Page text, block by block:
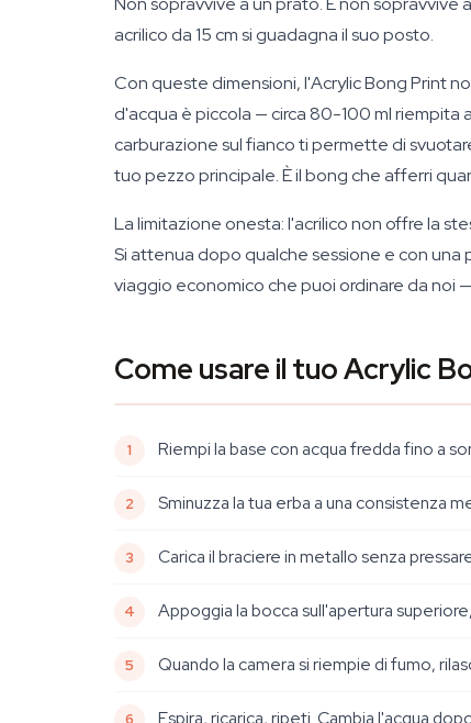
acrilico da 15 cm si guadagna il suo posto.
Con queste dimensioni, l'Acrylic Bong Print
d'acqua è piccola — circa 80-100 ml riempita
carburazione sul fianco ti permette di
tuo pezzo principale. È il bong che afferri
La limitazione onesta: l'acrilico non offre la
Si attenua dopo qualche sessione e con una
viaggio economico che puoi ordinare da noi
Come usare il tuo Acrylic
Riempi la base con acqua fredda fino a
Sminuzza la tua erba a una consistenza
Carica il braciere in metallo senza
Appoggia la bocca sull'apertura
Quando la camera si riempie di fumo,
Espira, ricarica, ripeti. Cambia l'acqua